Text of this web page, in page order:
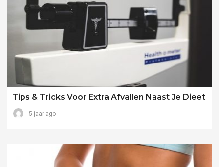
Tips & Tricks Voor Extra Afvallen Naast Je Dieet
5 jaar ago